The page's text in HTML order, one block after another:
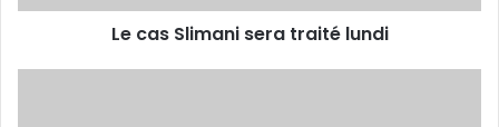
Le cas Slimani sera traité lundi